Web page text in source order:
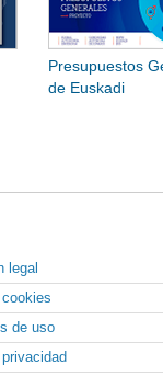
Presupuestos
de Euskadi
legal
de uso